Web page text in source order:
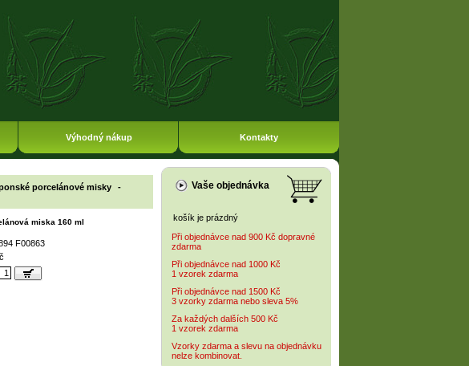
Výhodný nákup Kontakty
porcelánové misky
-
miska 160 ml
F00863
Vaše objednávka
košík je prázdný
Při objednávce nad 900 Kč dopravné
zdarma
Při objednávce nad 1000 Kč
1 vzorek zdarma
Při objednávce nad 1500 Kč
3 vzorky zdarma nebo sleva 5%
Za každých dalších 500 Kč
1 vzorek zdarma
Vzorky zdarma a slevu na objednávku
nelze kombinovat.